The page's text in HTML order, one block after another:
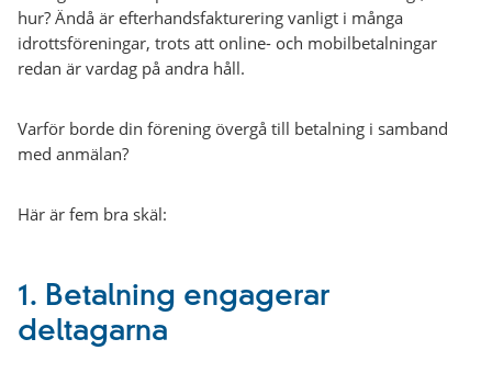
hur? Ändå är efterhandsfakturering vanligt i många
idrottsföreningar, trots att online- och mobilbetalningar
redan är vardag på andra håll.
Varför borde din förening övergå till betalning i samband
med anmälan?
Här är fem bra skäl:
1. Betalning engagerar
deltagarna